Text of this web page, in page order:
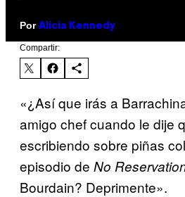
Por Alicia Kennedy
Compartir:
«¿Así que irás a
amigo chef cuando le dije
escribiendo sobre piñas
episodio de No
Bourdain? Deprimente».